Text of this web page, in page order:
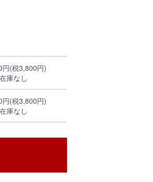
円(税3,800円)
在庫なし
円(税3,800円)
在庫なし